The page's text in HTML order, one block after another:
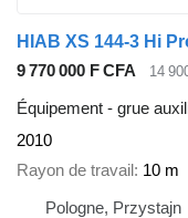
HIAB XS 144-3 Hi
9 770 000 F CFA
14
Équipement - grue
2010
Rayon de travail 10 m
Pologne, Przystajn